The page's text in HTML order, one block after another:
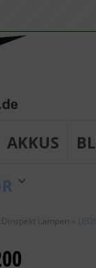
AKKUS
Lampen »